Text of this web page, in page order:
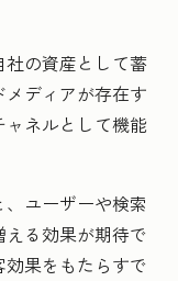
の資産として蓄
ディアが存在す
ネルとして機能
ユーザーや検索
る効果が期待で
果をもたらすで